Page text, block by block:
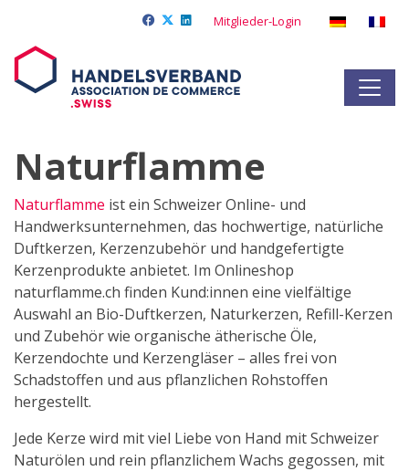
Mitglieder-Login
Naturflamme
Naturflamme ist ein Schweizer Online- und
Handwerksunternehmen, das hochwertige, natürliche
Duftkerzen, Kerzenzubehör und handgefertigte
Kerzenprodukte anbietet. Im Onlineshop
naturflamme.ch finden Kund:innen eine vielfältige
Auswahl an Bio-Duftkerzen, Naturkerzen, Refill-Kerzen
und Zubehör wie organische ätherische Öle,
Kerzendochte und Kerzengläser – alles frei von
Schadstoffen und aus pflanzlichen Rohstoffen
hergestellt.
Jede Kerze wird mit viel Liebe von Hand mit Schweizer
Naturölen und rein pflanzlichem Wachs gegossen, mit